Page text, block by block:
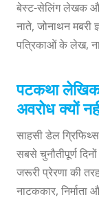
सीखा कि मुझे खुद को
जैसी मैं ...
बेस्ट-सेलिंग लेखक और
नाते, जोनाथन मबरी
पत्रिकाओं के लेख,
भी इस लेखक की कई
बेस्ट-सेलिंग श्रृंखला
वाला है। और
फिल्म अधिकार
श्रृंखला है। सेंट्रल
साक्षात्कार लेने का
पटकथा
अवरोध क्यों
साहसी डेल
सबसे चुनौतीपूर्ण
जरूरी प्रेरणा की
नाटककार,